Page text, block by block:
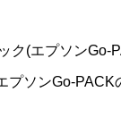
(エプソンGo-
プソンGo-